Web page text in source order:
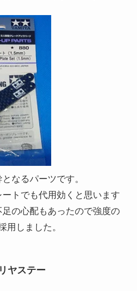
なるパーツです。
トでも代用効くと思います
の心配もあったので強度の
用しました。
ヤステー